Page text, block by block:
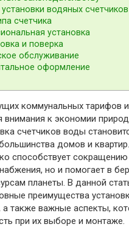
водяных счетчиков
счетчика
установка
и поверка
обслуживание
оформление
коммунальных тарифов и
внимания к экономии
счетчиков воды
домов и
способствует
но и помогает в
планеты. В данной
преимущества
а также важные аспекты,
при их выборе и монтаже.